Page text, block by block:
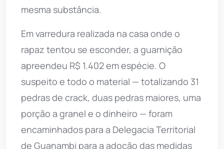
mesma substância.
Em varredura realizada na casa onde o
rapaz tentou se esconder, a guarnição
apreendeu R$ 1.402 em espécie. O
suspeito e todo o material — totalizando 31
pedras de crack, duas pedras maiores, uma
porção a granel e o dinheiro — foram
encaminhados para a Delegacia Territorial
de Guanambi para a adoção das medidas